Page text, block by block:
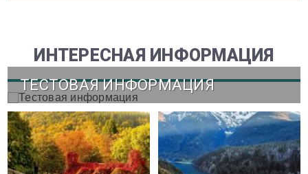
ИНТЕРЕСНАЯ ИНФОРМАЦИЯ
ТЕСТОВАЯ ИНФОРМАЦИЯ